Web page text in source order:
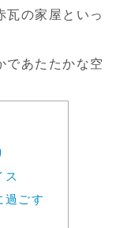
瓦の家屋といっ
であたたかな空
ス
過ごす